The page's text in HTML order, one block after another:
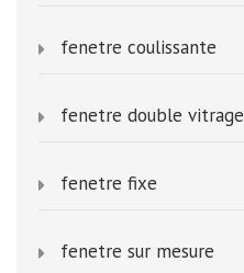
fenetre coulissante
fenetre double vitrage
fenetre fixe
fenetre sur mesure